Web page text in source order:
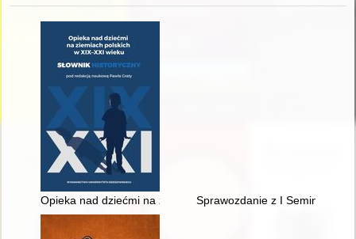
Opieka nad dziećmi na ziemiach polskich w XIX-XXI wieku :
Sprawozdanie z I Seminarium